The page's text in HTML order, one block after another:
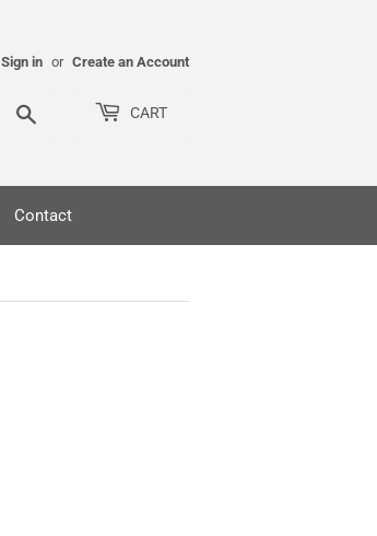
Sign in or Create an Account
CART
Contact